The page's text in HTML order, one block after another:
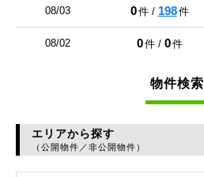
08/03 0件 / 198件
08/02 0件 / 0件
物件検索
エリアから探す
（公開物件／非公開物件）